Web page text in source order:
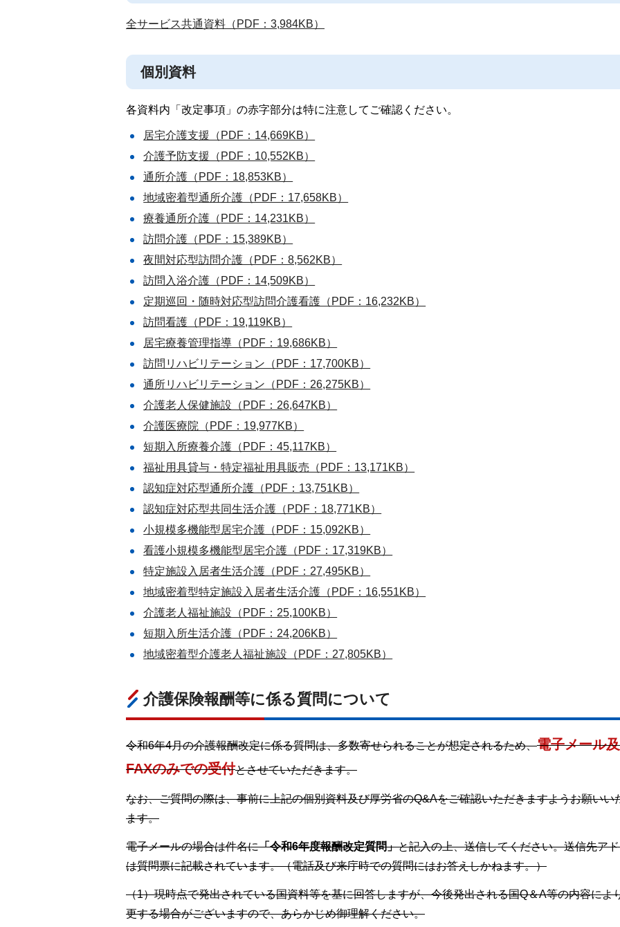
全サービス共通資料（PDF：3,984KB）
個別資料
各資料内「改定事項」の赤字部分は特に注意してご確認ください。
居宅介護支援（PDF：14,669KB）
介護予防支援（PDF：10,552KB）
通所介護（PDF：18,853KB）
地域密着型通所介護（PDF：17,658KB）
療養通所介護（PDF：14,231KB）
訪問介護（PDF：15,389KB）
夜間対応型訪問介護（PDF：8,562KB）
訪問入浴介護（PDF：14,509KB）
定期巡回・随時対応型訪問介護看護（PDF：16,232KB）
訪問看護（PDF：19,119KB）
居宅療養管理指導（PDF：19,686KB）
訪問リハビリテーション（PDF：17,700KB）
通所リハビリテーション（PDF：26,275KB）
介護老人保健施設（PDF：26,647KB）
介護医療院（PDF：19,977KB）
短期入所療養介護（PDF：45,117KB）
福祉用具貸与・特定福祉用具販売（PDF：13,171KB）
認知症対応型通所介護（PDF：13,751KB）
認知症対応型共同生活介護（PDF：18,771KB）
小規模多機能型居宅介護（PDF：15,092KB）
看護小規模多機能型居宅介護（PDF：17,319KB）
特定施設入居者生活介護（PDF：27,495KB）
地域密着型特定施設入居者生活介護（PDF：16,551KB）
介護老人福祉施設（PDF：25,100KB）
短期入所生活介護（PDF：24,206KB）
地域密着型介護老人福祉施設（PDF：27,805KB）
介護保険報酬等に係る質問について
令和6年4月の介護報酬改定に係る質問は、多数寄せられることが想定されるため、電子メール
FAXのみでの受付とさせていただきます。
なお、ご質問の際は、事前に上記の個別資料及び厚労省のQ&Aをご確認いただきますようお願いい
ます。
電子メールの場合は件名に「令和6年度報酬改定質問」と記入の上、送信してください。送信先ア
は質問票に記載されています。（電話及び来庁時での質問にはお答えしかねます。）
（1）現時点で発出されている国資料等を基に回答しますが、今後発出される国Q＆A等の内容によ
更する場合がございますので、あらかじめ御理解ください。